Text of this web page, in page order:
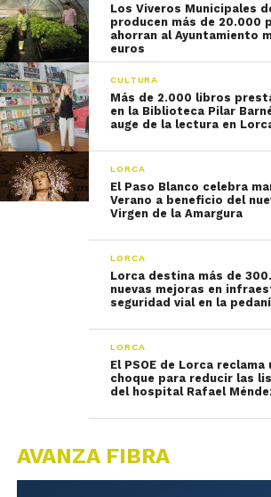
Los Viveros Municipales
producen más de 20.000
ahorran al Ayuntamiento
euros
CULTURA
Más de 2.000 libros
en la Biblioteca Pilar
auge de la lectura en
LORCA
El Paso Blanco celebra
Verano a beneficio del
Virgen de la Amargura
LORCA
Lorca destina más de
nuevas mejoras en
seguridad vial en la
LORCA
El PSOE de Lorca reclama
choque para reducir las
del hospital Rafael
AVANZA FIBRA